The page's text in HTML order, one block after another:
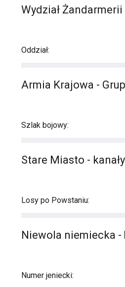
Wydział
Oddział:
Armia Krajowa -
Szlak bojowy:
Stare Miasto -
Losy po Powstaniu:
Niewola niemiecka
Numer jeniecki: